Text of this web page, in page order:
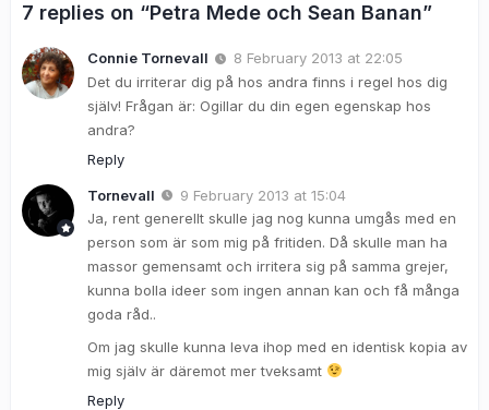
7 replies on “Petra Mede och Sean Banan”
Connie Tornevall
8 February 2013 at 22:05
Det du irriterar dig på hos andra finns i regel hos dig
själv! Frågan är: Ogillar du din egen egenskap hos
andra?
Reply
Tornevall
9 February 2013 at 15:04
Ja, rent generellt skulle jag nog kunna umgås med en
person som är som mig på fritiden. Då skulle man ha
massor gemensamt och irritera sig på samma grejer,
kunna bolla ideer som ingen annan kan och få många
goda råd..
Om jag skulle kunna leva ihop med en identisk kopia av
mig själv är däremot mer tveksamt
Reply